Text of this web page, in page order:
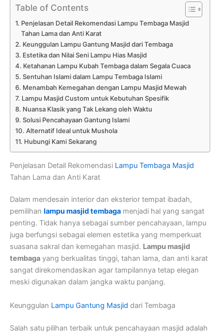
Table of Contents
Penjelasan Detail Rekomendasi Lampu Tembaga Masjid
Tahan Lama dan Anti Karat
Keunggulan Lampu Gantung Masjid dari Tembaga
Estetika dan Nilai Seni Lampu Hias Masjid
Ketahanan Lampu Kubah Tembaga dalam Segala Cuaca
Sentuhan Islami dalam Lampu Tembaga Islami
Menambah Kemegahan dengan Lampu Masjid Mewah
Lampu Masjid Custom untuk Kebutuhan Spesifik
Nuansa Klasik yang Tak Lekang oleh Waktu
Solusi Pencahayaan Gantung Islami
Alternatif Ideal untuk Mushola
Hubungi Kami Sekarang
Penjelasan Detail Rekomendasi Lampu Tembaga Masjid
Tahan Lama dan Anti Karat
Dalam mendesain interior dan eksterior tempat ibadah,
pemilihan lampu masjid tembaga menjadi hal yang sangat
penting. Tidak hanya sebagai sumber pencahayaan, lampu
juga berfungsi sebagai elemen estetika yang memperkuat
suasana sakral dan kemegahan masjid. Lampu masjid
tembaga yang berkualitas tinggi, tahan lama, dan anti karat
sangat direkomendasikan agar tampilannya tetap elegan
meski digunakan dalam jangka waktu panjang.
Keunggulan Lampu Gantung Masjid dari Tembaga
Salah satu pilihan terbaik untuk pencahayaan masjid adalah